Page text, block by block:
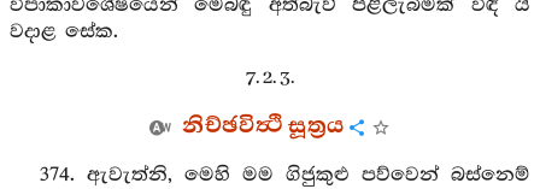
විපාකාවශේෂයෙන් මෙබඳු අත්බැව් පිළිලැබීමක් විඳි යි
වදාළ සේක.
7. 2. 3.
නිච්ඡවිත්‍ථි සූත්‍රය
374. ඇවැත්නි, මෙහි මම ගිජුකුළු පව්වෙන් බස්නෙම්